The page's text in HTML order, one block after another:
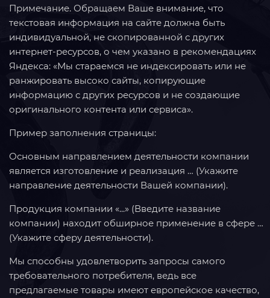
Примечание. Обращаем Ваше внимание, что
текстовая информация на сайте должна быть
индивидуальной, не скопированной с других
интернет-ресурсов, о чем указано в рекомендациях
Яндекса: «Мы стараемся не индексировать или не
ранжировать высоко сайты, копирующие
информацию с других ресурсов и не создающие
оригинального контента или сервиса».
Пример заполнения страницы:
Основным направлением деятельности компании
является изготовление и реализация … (Укажите
направление деятельности Вашей компании).
Продукция компании «...» (Введите название
компании) находит обширное применение в сфере …
(Укажите сферу деятельности).
Мы способны удовлетворить запросы самого
требовательного потребителя, ведь все
предлагаемые товары имеют европейское качество,